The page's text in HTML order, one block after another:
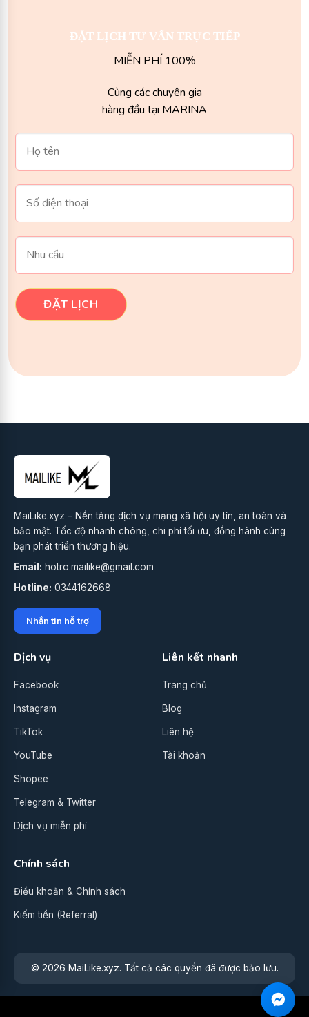
ĐẶT LỊCH TƯ VẤN TRỰC TIẾP
MIỄN PHÍ 100%
Cùng các chuyên gia
hàng đầu tại MARINA
MaiLike.xyz – Nền tảng dịch vụ mạng xã hội uy tín, an toàn và
bảo mật. Tốc độ nhanh chóng, chi phí tối ưu, đồng hành cùng
bạn phát triển thương hiệu.
Email: hotro.mailike@gmail.com
Hotline: 0344162668
Nhắn tin hỗ trợ
Dịch vụ
Facebook
Instagram
TikTok
YouTube
Shopee
Telegram & Twitter
Dịch vụ miễn phí
Liên kết nhanh
Trang chủ
Blog
Liên hệ
Tài khoản
Chính sách
Điều khoản & Chính sách
Kiếm tiền (Referral)
© 2026 MaiLike.xyz. Tất cả các quyền đã được bảo lưu.